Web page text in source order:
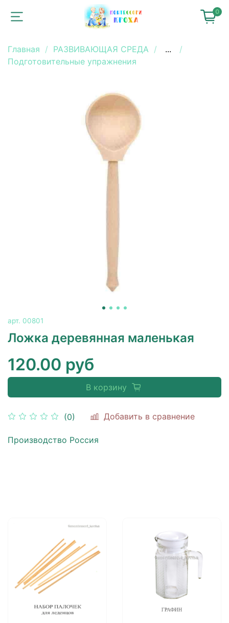
0
Главная РАЗВИВАЮЩАЯ СРЕДА
...
Подготовительные упражнения
арт. 00801
Ложка деревянная маленькая
(0) Добавить в сравнение
120.00 руб
В корзину
Производство Россия